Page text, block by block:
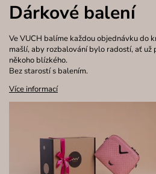
Dárkové balení
Ve VUCH balíme každou objednávku do
mašlí, aby rozbalování bylo radostí, ať už
někoho blízkého.
Bez starostí s balením.
Více informací